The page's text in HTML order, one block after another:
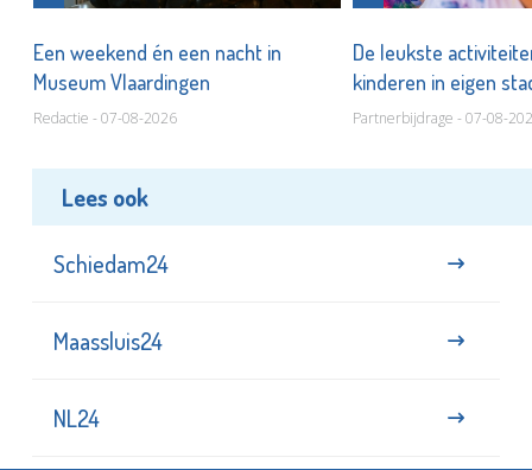
Een weekend én een nacht in
Museum Vlaardingen
Redactie - 07-08-2026
De leukste
kinderen in eigen
Partnerbijdrage - 07-08-
Lees ook
Schiedam24
Maassluis24
NL24